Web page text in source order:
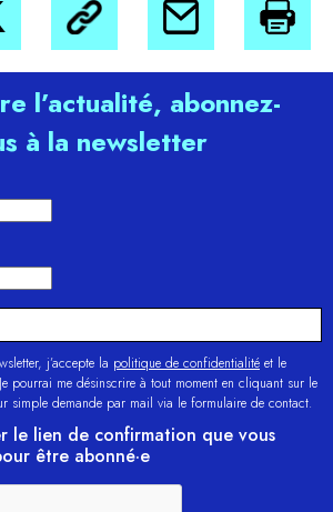
l’actualité, abonnez-
à la newsletter
j’accepte la politique de confidentialité et le
pourrai me désinscrire à tout moment en cliquant sur le
simple demande par mail via le formulaire de contact.
le lien de confirmation que vous
être abonné·e